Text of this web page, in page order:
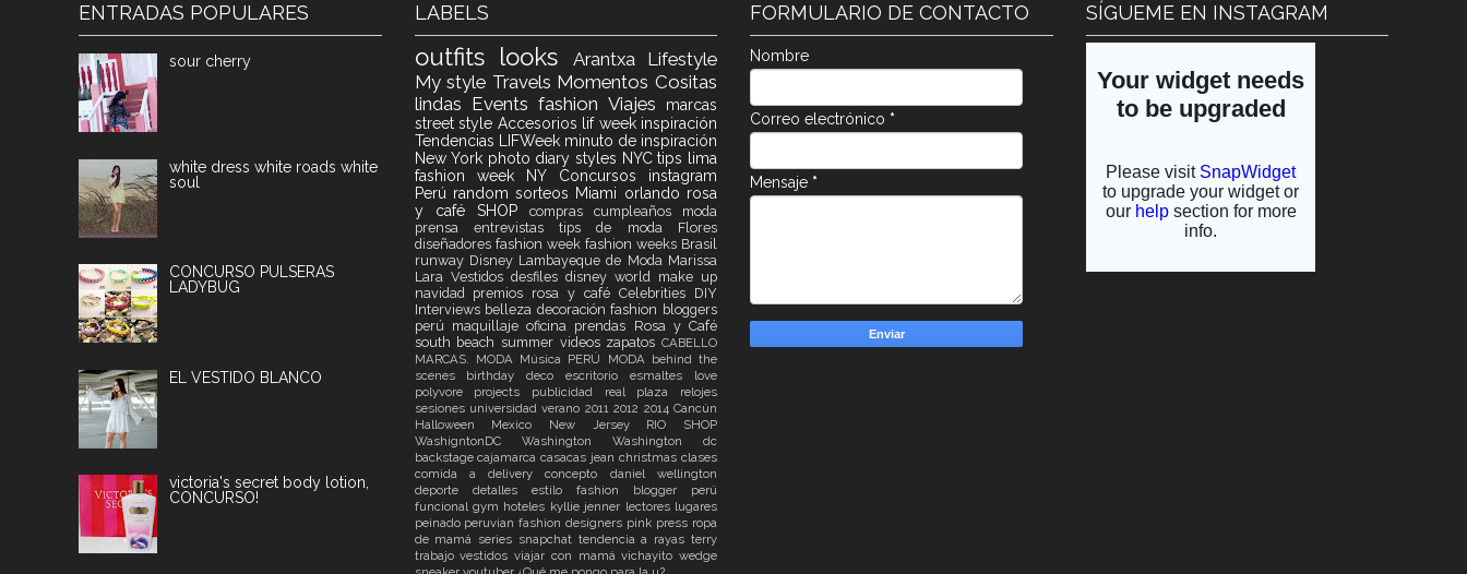
ENTRADAS POPULARES
sour cherry
white dress white roads white
soul
CONCURSO PULSERAS
LADYBUG
EL VESTIDO BLANCO
victoria's secret body lotion,
CONCURSO!
LABELS
outfits looks Arantxa Lifestyle
My style Travels Momentos Cositas
lindas Events fashion Viajes
marcas
street style Accesorios lif week inspiración
Tendencias
LIFWeek minuto de inspiración
New York photo diarystyles NYCtips
lima
fashion week
NY Concursos instagram
Perú randomsorteos Miami orlando rosa
y café SHOP compras cumpleaños moda
prensa entrevistastips de moda Flores
diseñadores fashion week fashion weeks Brasil
runway Disney Lambayeque de Moda Marissa
Lara Vestidos desfiles disney world make up
navidad premios rosa y caféCelebrities DIY
Interviews belleza decoraciónfashion bloggers
perú maquillaje oficina prendas Rosa y Café
south beach summer videos zapatosCABELLO
MARCAS. MODA Música PERÚ MODA behind the
scenes birthdaydecoescritorioesmaltes love
polyvore projects publicidad real plaza relojes
sesiones universidadverano 20112012 2014Cancún
Halloween Mexico New Jersey RIO SHOP
WashigntonDC Washington Washington dc
backstagecajamarcacasacas jeanchristmasclases
comida a deliveryconcepto daniel wellington
deporte detalles estilo fashion blogger perú
funcional gym hoteles kyllie jenner lectores lugares
peinado peruvian fashion designers pink press ropa
de mamá series snapchat tendencia a rayasterry
trabajovestidos viajar con mamávichayito wedge
FORMULARIO DE CONTACTO
Nombre
Correo electrónico *
Mensaje *
SÍGUEME EN INSTAGRAM